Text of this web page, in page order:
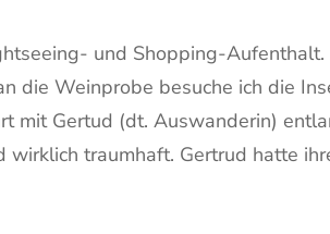
und Shopping-
die Weinprobe besuche ich die
mit Gertud (dt. Auswanderin)
traumhaft. Gertrud hatte